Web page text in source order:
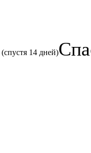
(спустя 14 дней)